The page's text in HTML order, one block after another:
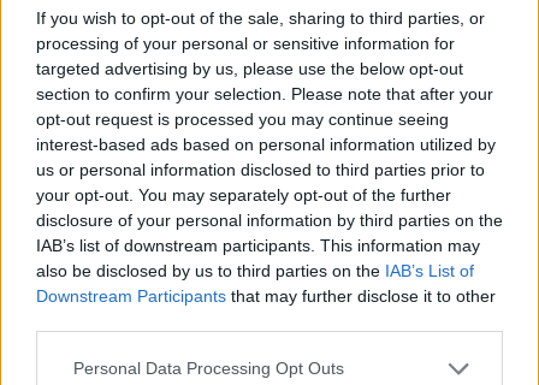
If you wish to opt-out of the sale, sharing to third parties, or
processing of your personal or sensitive information for
targeted advertising by us, please use the below opt-out
section to confirm your selection. Please note that after your
opt-out request is processed you may continue seeing
interest-based ads based on personal information utilized by
us or personal information disclosed to third parties prior to
your opt-out. You may separately opt-out of the further
disclosure of your personal information by third parties on the
IAB’s list of downstream participants. This information may
also be disclosed by us to third parties on the IAB’s List of
Downstream Participants that may further disclose it to other
Personal Data Processing Opt Outs
ΡΟΗ ΕΙΔΗΣΕΩΝ
Κορυφώνεται η έξοδος του Αυγούστου – Πάνω από
56.000 επιβάτες αναχωρούν σήμερα από τα
λιμάνια της Αττικής
08/08/2026 - 14:30
Δυτική Αττική: Η επόμενη ημέρα μετά τις πυρκαγιές
– Τα έργα Antinero και η «μάχη» πριν από τις
βροχές